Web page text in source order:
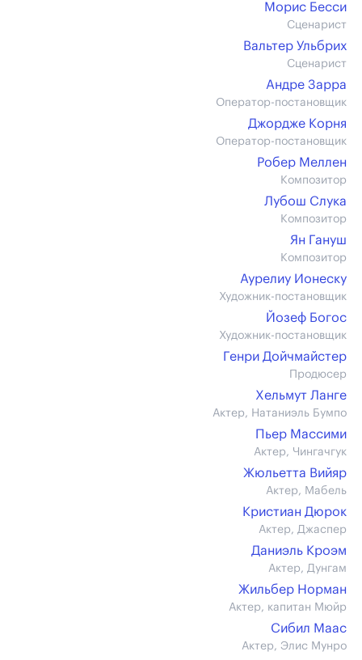
Морис Бесси
Сценарист
Вальтер Ульбрих
Сценарист
Андре Зарра
Оператор-постановщик
Джордже Корня
Оператор-постановщик
Робер Меллен
Композитор
Лубош Слука
Композитор
Ян Гануш
Композитор
Аурелиу Ионеску
Художник-постановщик
Йозеф Богос
Художник-постановщик
Генри Дойчмайстер
Продюсер
Хельмут Ланге
Актер, Натаниэль Бумпо
Пьер Массими
Актер, Чингачгук
Жюльетта Вийяр
Актер, Мабель
Кристиан Дюрок
Актер, Джаспер
Даниэль Кроэм
Актер, Дунгам
Жильбер Норман
Актер, капитан Мюйр
Сибил Маас
Актер, Элис Мунро